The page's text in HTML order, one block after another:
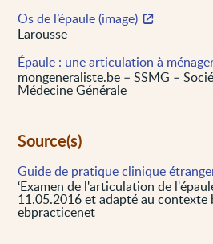
Os de l’épaule (image)
Larousse
Épaule : une articulation à
mongeneraliste.be – SSMG –
Médecine Générale
Source(s)
Guide de pratique clinique
‘Examen de l'articulation de
11.05.2016 et adapté au contexte
ebpracticenet